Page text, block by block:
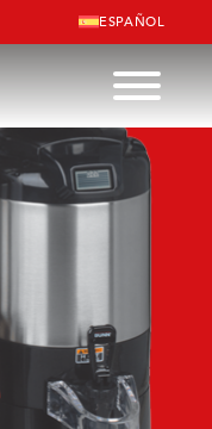
ESPAÑOL